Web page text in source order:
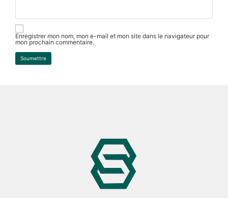
Enregistrer mon nom, mon e-mail et mon site dans le navigateur pour
mon prochain commentaire.